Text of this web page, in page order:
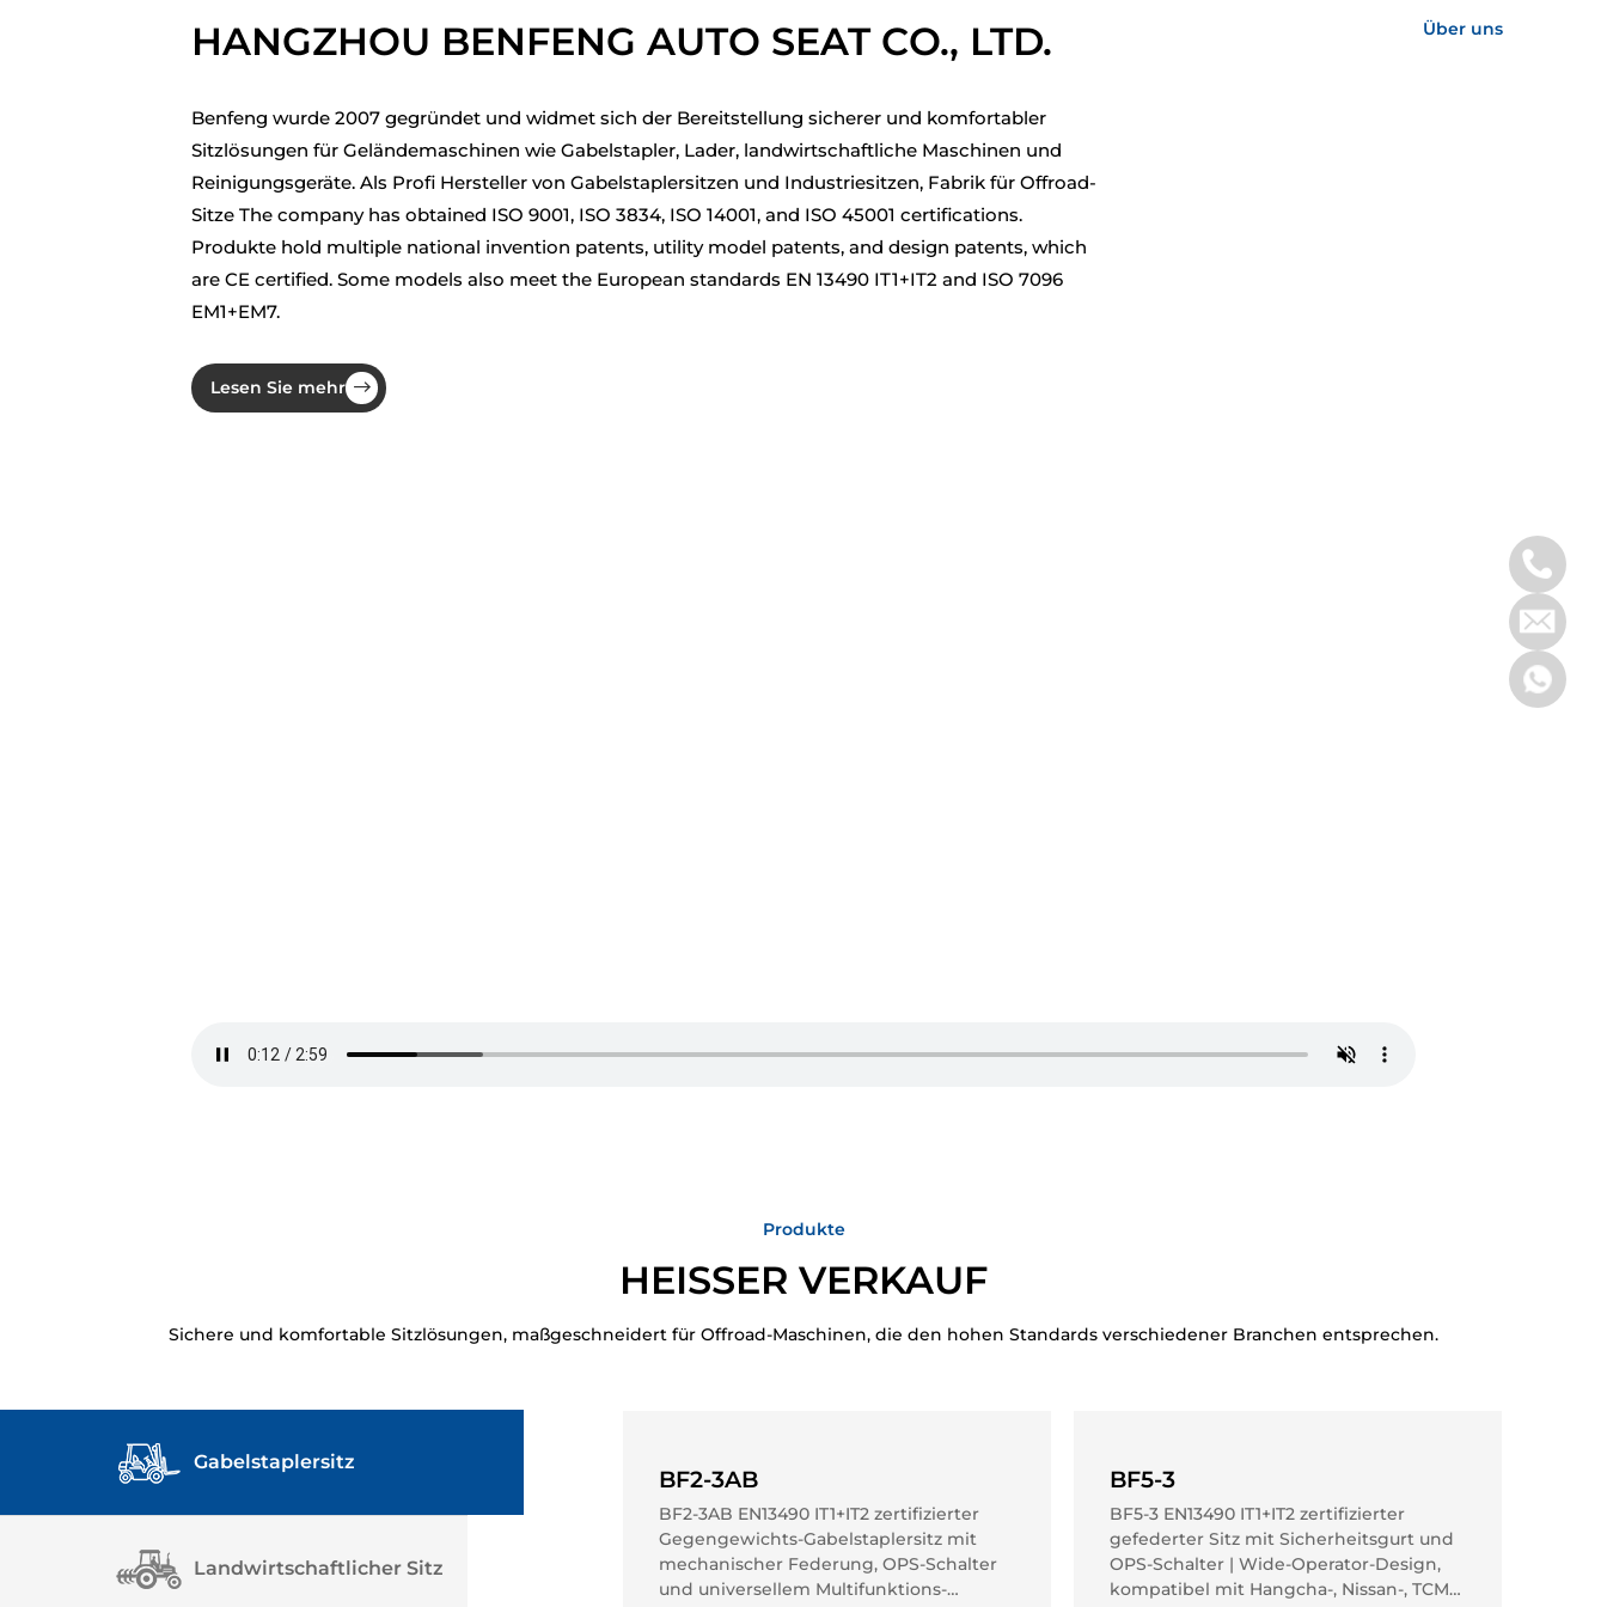
Über uns
HANGZHOU BENFENG AUTO SEAT CO., LTD.
Benfeng wurde 2007 gegründet und widmet sich der Bereitstellung sicherer und komfortabler
Sitzlösungen für Geländemaschinen wie Gabelstapler, Lader, landwirtschaftliche Maschinen und
Reinigungsgeräte. Als Profi Hersteller von Gabelstaplersitzen und Industriesitzen, Fabrik für Offroad-
Sitze The company has obtained ISO 9001, ISO 3834, ISO 14001, and ISO 45001 certifications.
Produkte hold multiple national invention patents, utility model patents, and design patents, which
are CE certified. Some models also meet the European standards EN 13490 IT1+IT2 and ISO 7096
EM1+EM7.
Lesen Sie mehr
Produkte
HEISSER VERKAUF
Sichere und komfortable Sitzlösungen, maßgeschneidert für Offroad-Maschinen, die den hohen Standards verschiedener Branchen entsprechen.
Gabelstaplersitz
Landwirtschaftlicher Sitz
BF2-3AB
BF2-3AB EN13490 IT1+IT2 zertifizierter
Gegengewichts-Gabelstaplersitz mit
mechanischer Federung, OPS-Schalter
und universellem Multifunktions-
BF5-3
BF5-3 EN13490 IT1+IT2 zertifizierter
gefederter Sitz mit Sicherheitsgurt und
OPS-Schalter | Wide-Operator-Design,
kompatibel mit Hangcha-, Nissan-, TCM-
BF1-1BC
BF1-1BC Verstellbarer, langlebiger,
BF1-2
BF1-2 Premium faltbarer, verstellbarer
BF20
BF20 Ergonomischer, hochbelastbarer,
BF21
BF21 Bequemer, langlebiger gefederter
BF1-1
BF1-1 Langlebige PVC-
BF1-2
BF1-2 Reinigungsgerätesitze mit